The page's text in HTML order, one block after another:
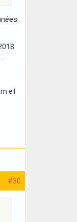
et
#30